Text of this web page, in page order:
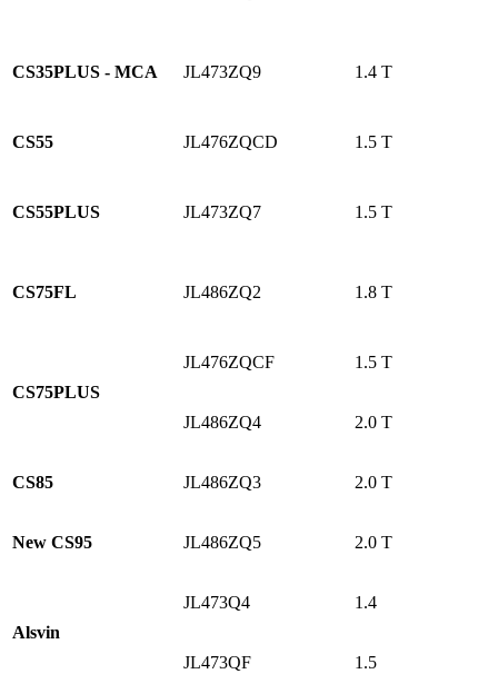
CS35PLUS - MCA JL473ZQ9 1.4 T
CS55 JL476ZQCD 1.5 T
CS55PLUS JL473ZQ7 1.5 T
CS75FL JL486ZQ2 1.8 T
CS75PLUS
JL476ZQCF 1.5 T
JL486ZQ4 2.0 T
CS85 JL486ZQ3 2.0 T
New CS95 JL486ZQ5 2.0 T
Alsvin
JL473Q4 1.4
JL473QF 1.5